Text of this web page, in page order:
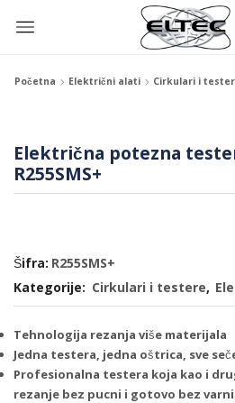
Početna Električni alati Cirkulari i
Električna potezna
R255SMS+
Šifra: R255SMS+
Kategorije: Cirkulari i testere,
Tehnologija rezanja više materijala
Jedna testera, jedna oštrica, sve
Profesionalna testera koja kao i
rezanje bez pucni i gotovo bez